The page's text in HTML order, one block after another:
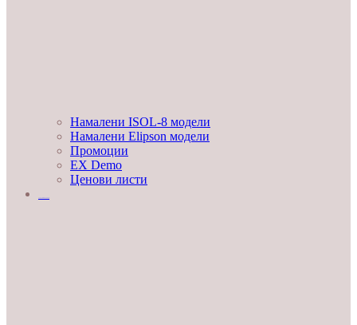
Намалени ISOL-8 модели
Намалени Elipson модели
Промоции
EX Demo
Ценови листи